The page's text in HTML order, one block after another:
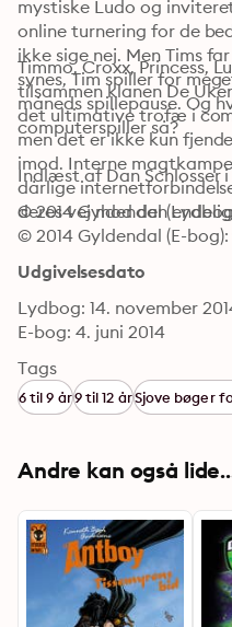
mystiske Ludo og
online turnering for de
ikke sige nej. Men Tims
synes, Tim spiller for
måneds spillepause. Og
computerspiller så?
Timmo, Croxx, Princess,
tilsammen klanen De
det ultimative trofæ i
men det er ikke kun
imod. Interne
dårlige
deres vej mod den
Indlæst af Dan Schlosser i
© 2014 Gyldendal
© 2014 Gyldendal (E-bog):
Udgivelsesdato
Lydbog: 14. november
E-bog: 4. juni 2014
Tags
6 til 9 år9 til 12 årSjove bøger
Andre kan også